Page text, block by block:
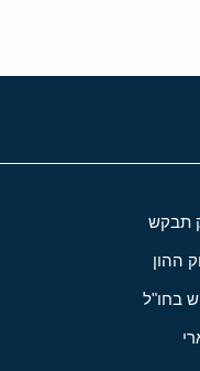
תבקש
ההון
בחו"ל